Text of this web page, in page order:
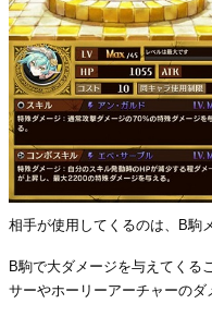
相手が使用してくるのは、B駒
B駒で大ダメージを与えてくる
サーやホーリーアーチャーのダ